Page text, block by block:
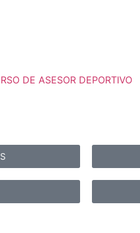
DE ASESOR DEPORTIVO